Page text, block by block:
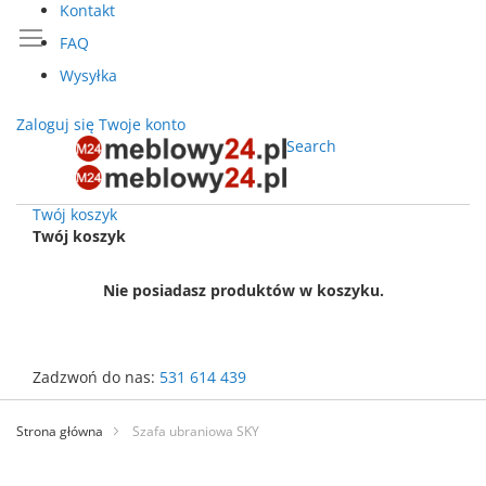
Kontakt
FAQ
Wysyłka
Zaloguj się Twoje konto
Search
Twój koszyk
Twój koszyk
Nie posiadasz produktów w koszyku.
Zadzwoń do nas: 531 614 439
Przejdź
treści
Strona główna Szafa ubraniowa SKY